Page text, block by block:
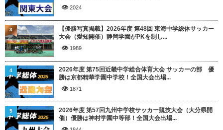
2024
【優勝写真掲載】2026年度 第48回 東海中学総体サッカー
大会（愛知開催）静岡学園がPKを制し...
1989
3
2026年度 第75回近畿中学総合体育大会 サッカーの部 優
勝は京都精華学園中学校！全国大会出場...
1871
4
2026年度 第57回九州中学校サッカー競技大会（大分県開
催）優勝は神村学園中等部！全国大会出場...
5